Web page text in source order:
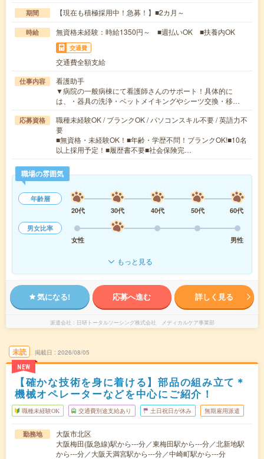
期間 【現在も積極採用中！急募！】■2カ月～
時給 無資格未経験：時給1350円～ ■週払いOK ■扶養内OK
交通費
交通費全額支給
仕事内容
看護助手
▼病院の一般病棟にて看護師さんのサポート！具体的に
は、・器具の洗浄・ベットメイキングやシーツ交換・移…
応募資格
職種未経験OK / ブランクOK / パソコンスキル不要 / 英語力不
要
■無資格・未経験OK！■年齢・学歴不問！ブランクOK!■10名
以上採用予定！■履歴書不要■社会保険完…
職場の雰囲気
年齢層
20代
30代 40代 50代
60代
男女比率
女性
男性
もっと見る
気になる! 応募へ進む 詳しく見る
派遣会社 日研トータルソーシング株式会社 メディカルケア事業部
未読
NEW
掲載日 2026/08/05
【確かな技術を身に着ける】部品の組み立て＊
機械オペレーターなどを中心にご紹介！
職種未経験OK 交通費別途支給あり 土日祝日が休み 無期雇用派遣
勤務地
大阪市北区
大阪梅田(阪急線)駅から---分／東梅田駅から---分／北新地駅
から---分／大阪天満宮駅から---分／中崎町駅から---分